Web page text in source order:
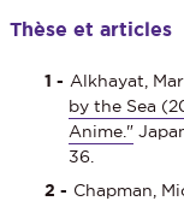
Thèse et articles
Alkhayat,
by the Sea
Anime."
36.
Chapman,